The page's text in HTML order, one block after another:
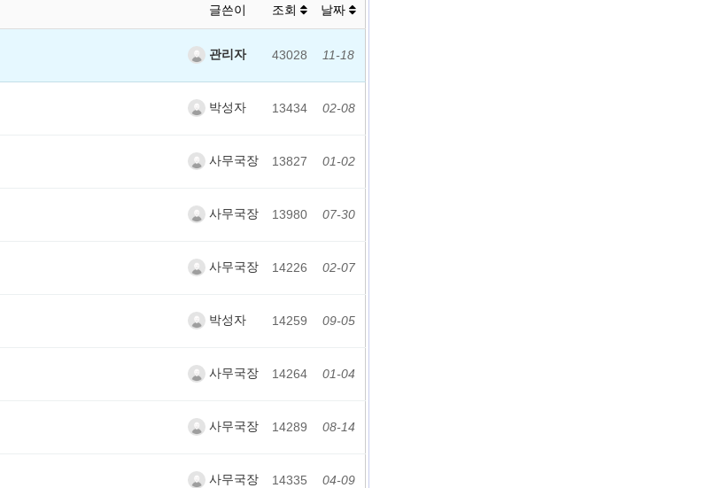
글쓴이 조회 날짜
관리자 43028 11-18
박성자 13434 02-08
사무국장 13827 01-02
사무국장 13980 07-30
사무국장 14226 02-07
박성자 14259 09-05
사무국장 14264 01-04
사무국장 14289 08-14
사무국장 14335 04-09